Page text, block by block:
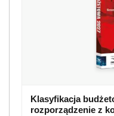
Klasyfikacja
rozporządzenie z